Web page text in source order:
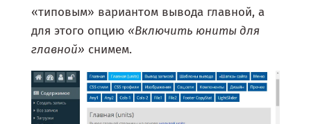
«типовым» вариантом вывода главной, а
для этого опцию «Включить юниты для
главной» снимем.